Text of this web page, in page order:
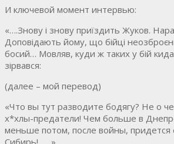
И ключевой момент интервью:
«….Знову і знову приїздить Жуков.
Доповідають йому, що бійці
босий… Мовляв, куди ж таких у бій
зірвався:
(далее – мой перевод)
«Что вы тут разводите бодягу? Не о
х*хлы-предатели! Чем больше в
меньше потом, после войны, придется
Сибирь!……»